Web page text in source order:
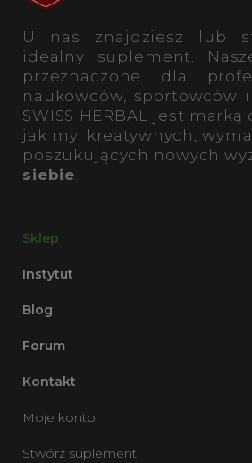
U nas znajdziesz lub
idealny suplement.
przeznaczone dla
naukowców, sportowców
SWISS HERBAL jest
jak my: kreatywnych,
poszukujących nowych
siebie.
Sklep
Instytut
Blog
Forum
Kontakt
Moje konto
Stwórz suplement